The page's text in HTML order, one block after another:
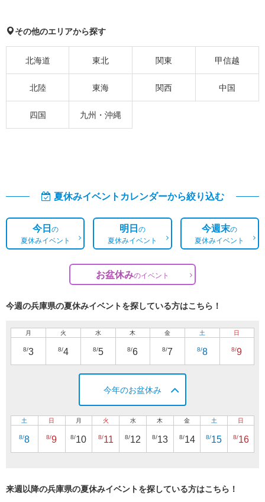
その他のエリアから探す
北海道 東北 関東 甲信越
北陸 東海 関西 中国
四国 九州・沖縄
夏休みイベントカレンダーから絞り込む
今日の
夏休みイベント
明日の
夏休みイベント
今週末の
夏休みイベント
お盆休みのイベント
今週の兵庫県の夏休みイベントを探している方はこちら！
月
8/3
火
8/4
水
8/5
木
8/6
金
8/7
土
8/8
日
8/9
今年のお盆休み
土
8/8
日
8/9
月
8/10
火
8/11
水
8/12
木
8/13
金
8/14
土
8/15
日
8/16
来週以降の兵庫県の夏休みイベントを探している方はこちら！